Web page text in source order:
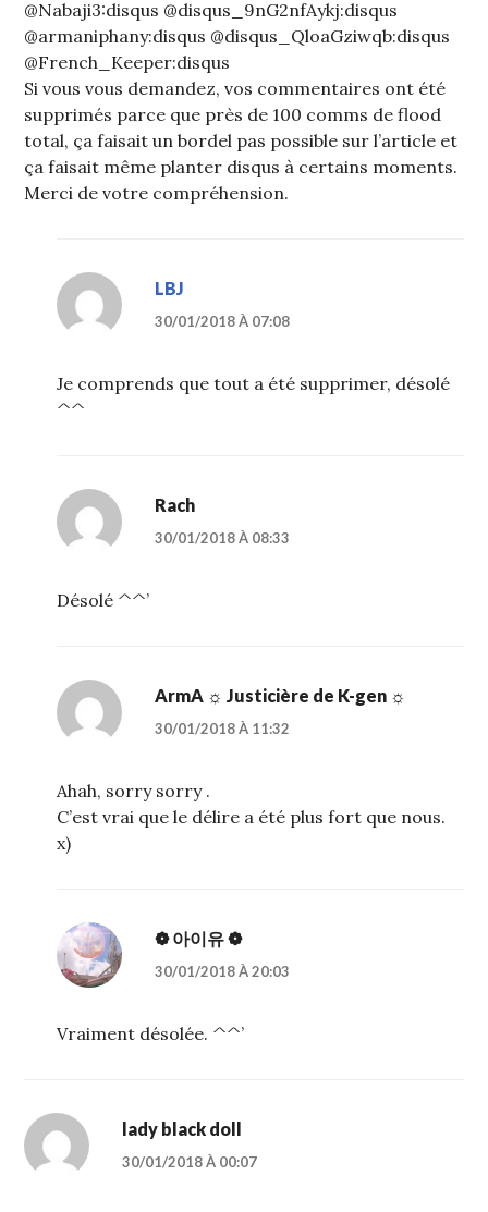
@Nabaji3:disqus @disqus_9nG2nfAykj:disqus
@armaniphany:disqus @disqus_QloaGziwqb:disqus
@French_Keeper:disqus
Si vous vous demandez, vos commentaires ont été
supprimés parce que près de 100 comms de flood
total, ça faisait un bordel pas possible sur l’article et
ça faisait même planter disqus à certains moments.
Merci de votre compréhension.
LBJ
30/01/2018 À 07:08
Je comprends que tout a été supprimer, désolé
^^
Rach
30/01/2018 À 08:33
Désolé ^^’
ArmA ☼ Justicière de K-gen ☼
30/01/2018 À 11:32
Ahah, sorry sorry .
C’est vrai que le délire a été plus fort que nous.
x)
❁ 아이유 ❁
30/01/2018 À 20:03
Vraiment désolée. ^^’
lady black doll
30/01/2018 À 00:07